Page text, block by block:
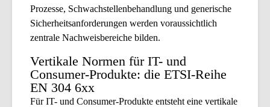
Prozesse, Schwachstellenbehandlung und generische
Sicherheitsanforderungen werden voraussichtlich
zentrale Nachweisbereiche bilden.
Vertikale Normen für IT- und
Consumer-Produkte: die ETSI-Reihe
EN 304 6xx
Für IT- und Consumer-Produkte entsteht eine vertikale